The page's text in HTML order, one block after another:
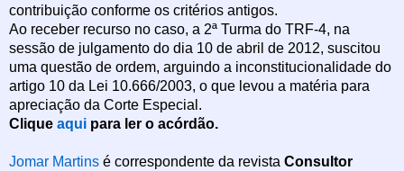
contribuição conforme os critérios antigos.
Ao receber recurso no caso, a 2ª Turma do TRF-4, na
sessão de julgamento do dia 10 de abril de 2012, suscitou
uma questão de ordem, arguindo a inconstitucionalidade do
artigo 10 da Lei 10.666/2003, o que levou a matéria para
apreciação da Corte Especial.
Clique aqui para ler o acórdão.
Jomar Martins é correspondente da revista Consultor